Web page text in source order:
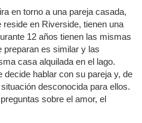
en torno a una pareja casada,
en Riverside, tienen una
12 años tienen las mismas
es similar y las
casa alquilada en el lago.
hablar con su pareja y, de
desconocida para ellos.
sobre el amor, el